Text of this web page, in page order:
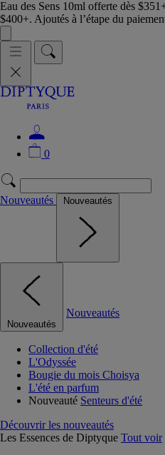
Eau des Sens 10ml offerte dès
$400+. Ajoutés à l’étape du
0
Nouveautés Nouveautés
Nouveautés
Nouveautés
Collection d'été
L'Odyssée
Bougie du mois Choisya
L'été en parfum
Nouveauté Senteurs d'été
Découvrir les nouveautés
Les Essences de Diptyque Tout voir